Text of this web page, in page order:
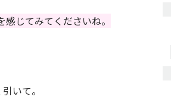
じてみてくださいね。
いて。